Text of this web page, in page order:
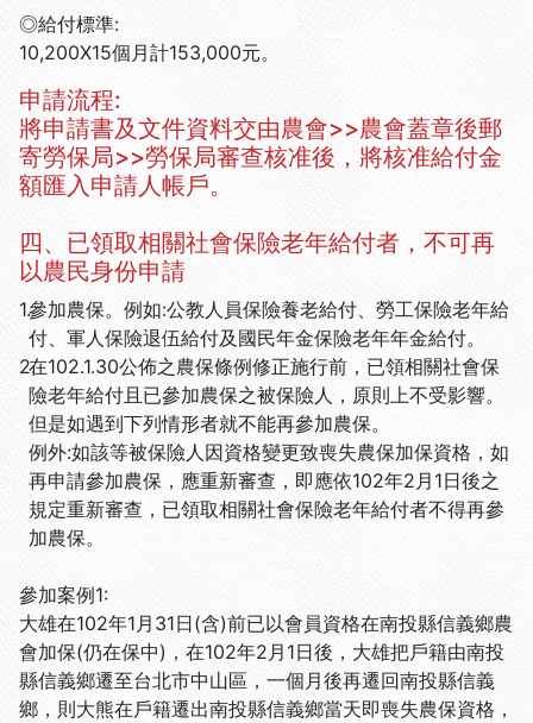
◎給付標準:
10,200X15個月計153,000元。
申請流程:
將申請書及文件資料交由農會>>農會蓋章後郵
寄勞保局>>勞保局審查核准後，將核准給付金
額匯入申請人帳戶。
四、已領取相關社會保險老年給付者，不可再
以農民身份申請
1.參加農保。例如:公教人員保險養老給付、勞工保險老年給
付、軍人保險退伍給付及國民年金保險老年年金給付。
2.在102.1.30公佈之農保條例修正施行前，已領相關社會保
險老年給付且已參加農保之被保險人，原則上不受影響。
但是如遇到下列情形者就不能再參加農保。
例外:如該等被保險人因資格變更致喪失農保加保資格，如
再申請參加農保，應重新審查，即應依102年2月1日後之
規定重新審查，已領取相關社會保險老年給付者不得再參
加農保。
參加案例1:
大雄在102年1月31日(含)前已以會員資格在南投縣信義鄉農
會加保(仍在保中)，在102年2月1日後，大雄把戶籍由南投
縣信義鄉遷至台北市中山區，一個月後再遷回南投縣信義
鄉，則大熊在戶籍遷出南投縣信義鄉當天即喪失農保資格，